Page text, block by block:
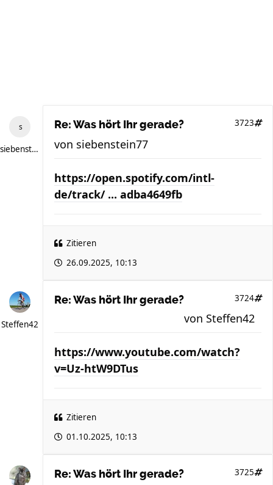
siebenstein77
Re: Was hört Ihr gerade? 3723
von siebenstein77
https://open.spotify.com/intl-
de/track/ ... adba4649fb
Zitieren
26.09.2025, 10:13
Steffen42
Re: Was hört Ihr gerade? 3724
von Steffen42
https://www.youtube.com/watch?
v=Uz-htW9DTus
Zitieren
01.10.2025, 10:13
Re: Was hört Ihr gerade? 3725